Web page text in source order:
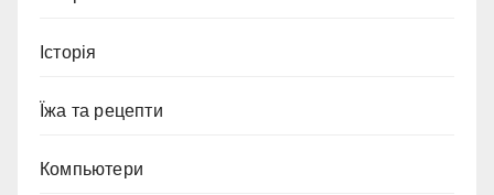
Історія
Їжа та рецепти
Компьютери